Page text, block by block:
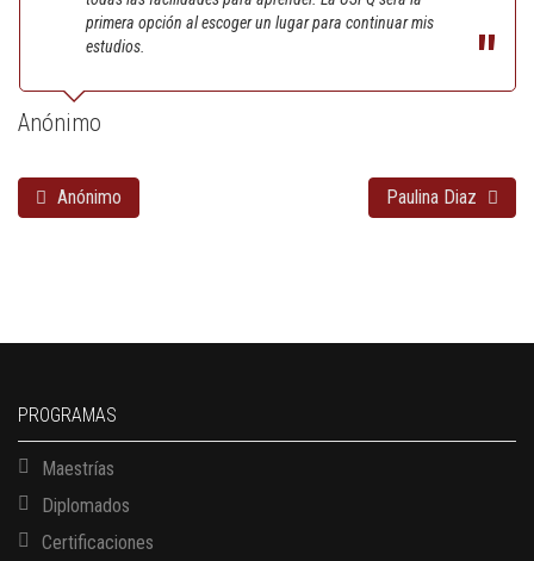
primera opción al escoger un lugar para continuar mis
estudios.
Anónimo
Anónimo Paulina Diaz
PROGRAMAS
Maestrías
Diplomados
Certificaciones